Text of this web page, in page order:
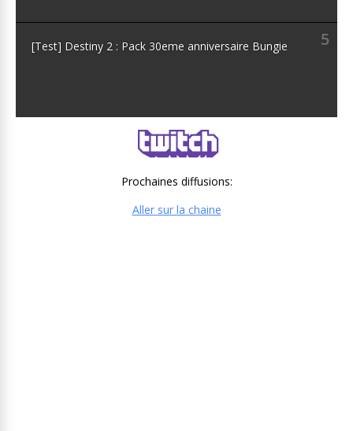
5
[Test] Destiny 2 : Pack 30eme anniversaire Bungie
Prochaines diffusions:
Aller sur la chaine